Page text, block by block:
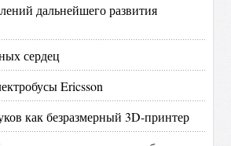
дальнейшего развития
сердец
Ericsson
как безразмерный 3D-принтер